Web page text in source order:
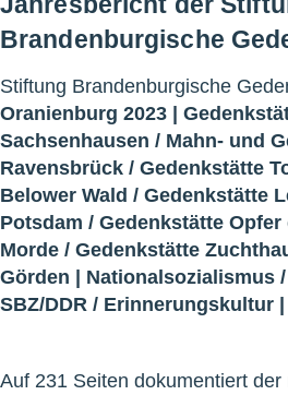
Brandenburgische
Stiftung Brandenburgische
Oranienburg 2023 |
Sachsenhausen / Mahn- und
Ravensbrück / Gedenkstätte
Belower Wald / Gedenkstätte
Potsdam / Gedenkstätte
Morde / Gedenkstätte
Görden | Nationalsozialismus /
SBZ/DDR / Erinnerungskultur |
Auf 231 Seiten dokumentiert